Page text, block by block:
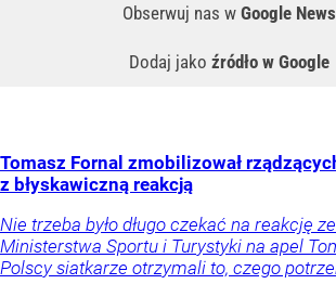
Obserwuj nas w Google News
Dodaj jako źródło w Google
Tomasz Fornal zmobilizował
z błyskawiczną reakcją
Nie trzeba było długo czekać na reakcję
Ministerstwa Sportu i Turystyki na apel
Polscy siatkarze otrzymali to, czego